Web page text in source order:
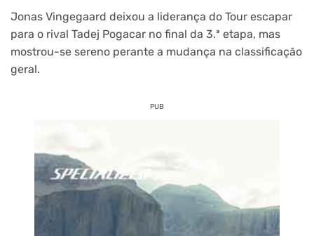
Jonas Vingegaard deixou a liderança do Tour escapar
para o rival Tadej Pogacar no final da 3.ª etapa, mas
mostrou-se sereno perante a mudança na classificação
geral.
PUB